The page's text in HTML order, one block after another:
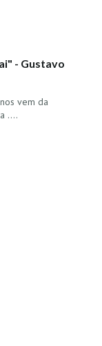
- Gustavo
vem da
....